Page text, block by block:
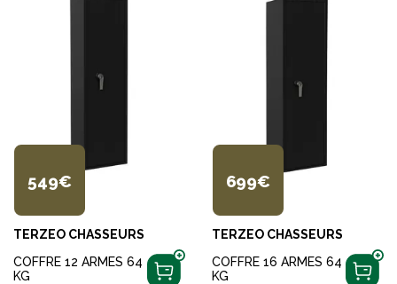
549€
TERZEO CHASSEURS
COFFRE 12 ARMES 64
KG
699€
TERZEO CHASSEURS
COFFRE 16 ARMES 64
KG